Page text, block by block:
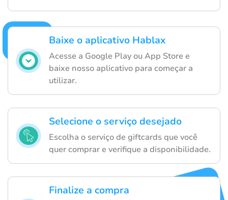
Baixe o aplicativo Hablax
Acesse a Google Play ou App Store e
baixe nosso aplicativo para começar a
utilizar.
Selecione o serviço desejado
Escolha o serviço de giftcards que você
quer comprar e verifique a disponibilidade.
Finalize a compra